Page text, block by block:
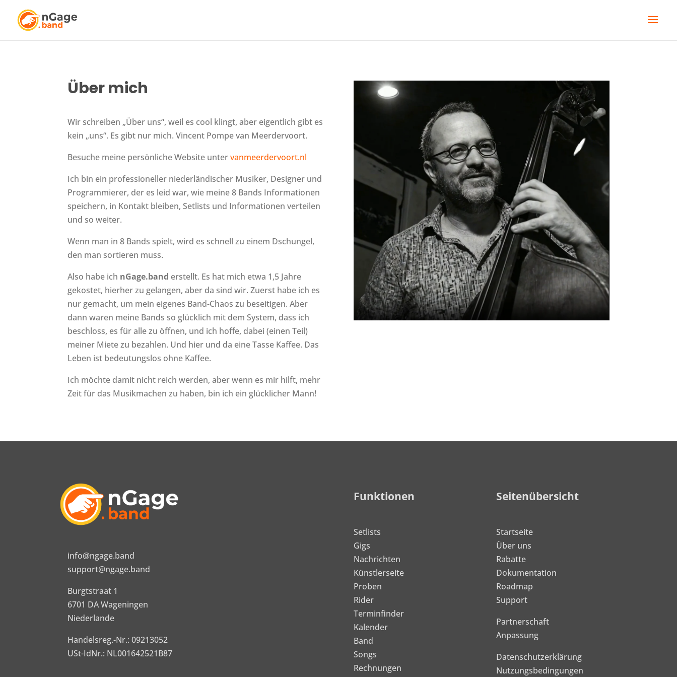
Über mich
Wir schreiben „Über uns“, weil es cool klingt, aber eigentlich gibt es
kein „uns“. Es gibt nur mich. Vincent Pompe van Meerdervoort.
Besuche meine persönliche Website untervanmeerdervoort.nl
Ich bin ein professioneller niederländischer Musiker, Designer und
Programmierer, der es leid war, wie meine 8 Bands Informationen
speichern, in Kontakt bleiben, Setlists und Informationen verteilen
und so weiter.
Wenn man in 8 Bands spielt, wird es schnell zu einem Dschungel,
den man sortieren muss.
Also habe ich nGage.band erstellt. Es hat mich etwa 1,5 Jahre
gekostet, hierher zu gelangen, aber da sind wir. Zuerst habe ich es
nur gemacht, um mein eigenes Band-Chaos zu beseitigen. Aber
dann waren meine Bands so glücklich mit dem System, dass ich
beschloss, es für alle zu öffnen, und ich hoffe, dabei (einen Teil)
meiner Miete zu bezahlen. Und hier und da eine Tasse Kaffee. Das
Leben ist bedeutungslos ohne Kaffee.
Ich möchte damit nicht reich werden, aber wenn es mir hilft, mehr
Zeit für das Musikmachen zu haben, bin ich ein glücklicher Mann!
info@ngage.band
support@ngage.band
Burgtstraat 1
6701 DA Wageningen
Niederlande
Handelsreg.-Nr.: 09213052
USt-IdNr.: NL001642521B87
Funktionen
Setlists
Gigs
Nachrichten
Künstlerseite
Proben
Rider
Terminfinder
Kalender
Band
Songs
Rechnungen
Seitenübersicht
Startseite
Über uns
Rabatte
Dokumentation
Roadmap
Support
Partnerschaft
Anpassung
Datenschutzerklärung
Nutzungsbedingungen